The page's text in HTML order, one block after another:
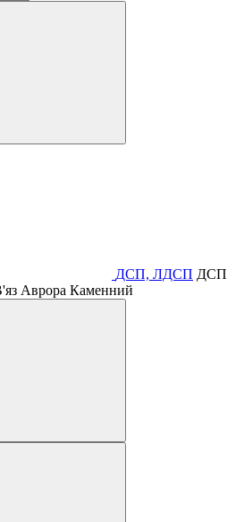
ДСП, ЛДСП ДСП
Аврора Каменний